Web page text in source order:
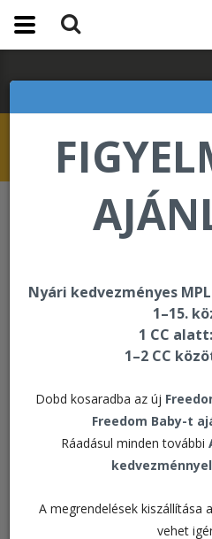
Nyári kedvezményes
1–15.
1 CC
1–2 CC
Dobd kosaradba az új
Freedom Baby-t
Ráadásul minden további
kedvezménnyel
A megrendelések
vehet
Forever F.I.T. Vital⁵
A Vital 5 füzet itt
Rendezés:
Megjelenítve: